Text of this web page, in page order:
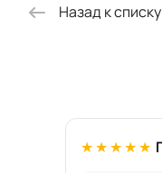
Назад к списку
★★★★★